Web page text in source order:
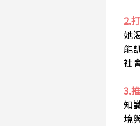
2.
她
能
社
3.
知
境